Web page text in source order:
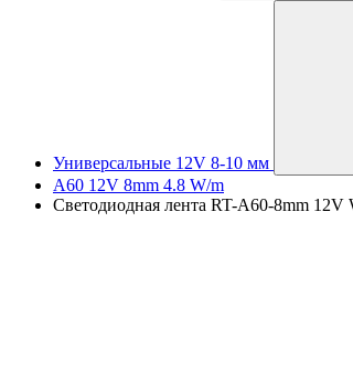
Универсальные 12V 8-10 мм
A60 12V 8mm 4.8 W/m
Светодиодная лента RT-A60-8mm